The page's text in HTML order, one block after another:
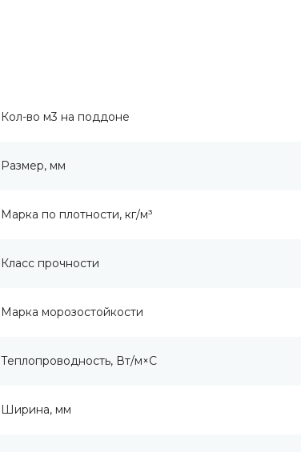
Кол-во м3 на поддоне
Размер, мм
Марка по плотности, кг/м³
Класс прочности
Марка морозостойкости
Теплопроводность, Вт/м×С
Ширина, мм